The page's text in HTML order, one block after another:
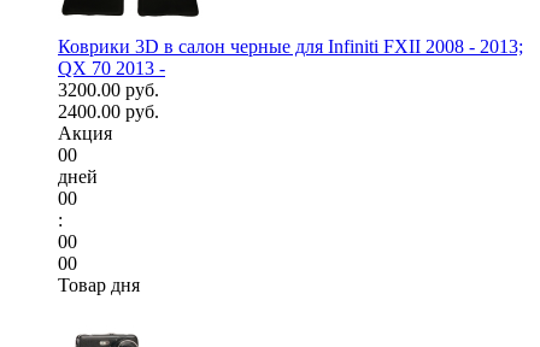
Коврики 3D в салон черные для Infiniti FXII 2008 - 2013;
QX 70 2013 -
3200.00 руб.
2400.00 руб.
Акция
00
дней
00
:
00
00
Товар дня